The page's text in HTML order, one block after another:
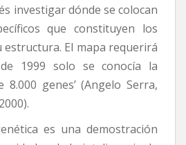
investigar dónde se colocan
que constituyen los
estructura. El mapa requerirá
1999 solo se conocía la
8.000 genes’ (Angelo Serra,
es una demostración